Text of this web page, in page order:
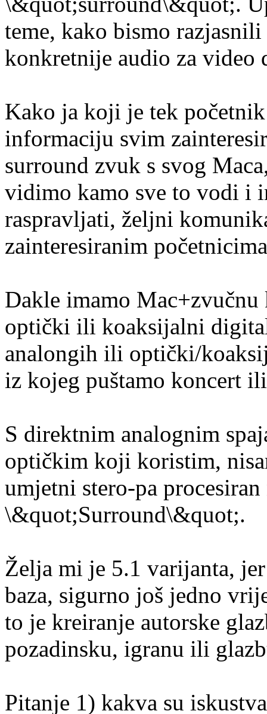
teme, kako bismo
konkretnije audio za video
Kako ja koji je tek
informaciju svim
surround zvuk s svog
vidimo kamo sve to vodi
raspravljati, željni
zainteresiranim
Dakle imamo
optički ili koaksijalni
analongih ili optički/
iz kojeg puštamo koncert
S direktnim analognim
optičkim koji koristim,
umjetni stero-pa
\&quot;Surround\&quot;.
Želja mi je 5.1 varijanta,
baza, sigurno još jedno
to je kreiranje autorske
pozadinsku, igranu ili
Pitanje 1) kakva su